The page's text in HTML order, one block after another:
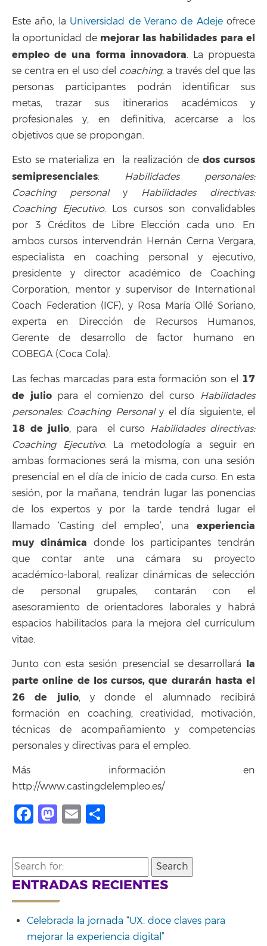
Este año, la Universidad de Verano de Adejeofrece
la oportunidad de mejorar las habilidades para el
empleo de una forma innovadora. La propuesta
se centra en el uso del coaching, a través del que las
personas participantes podrán identificar sus
metas, trazar sus itinerarios académicos y
profesionales y, en definitiva, acercarse a los
objetivos que se propongan.
Esto se materializa en la realización de dos cursos
semipresenciales: Habilidades personales:
Coaching personaly Habilidades directivas:
Coaching Ejecutivo. Los cursos son convalidables
por 3 Créditos de Libre Elección cada uno. En
ambos cursos intervendrán Hernán Cerna Vergara,
especialista en coaching personal y ejecutivo,
presidente y director académico de Coaching
Corporation, mentor y supervisor de International
Coach Federation (ICF), y Rosa María Ollé Soriano,
experta en Dirección de Recursos Humanos,
Gerente de desarrollo de factor humano en
COBEGA (Coca Cola).
Las fechas marcadas para esta formación son el 17
de juliopara el comienzo del curso Habilidades
personales: Coaching Personaly el día siguiente, el
18 de julio, para el curso Habilidades directivas:
Coaching Ejecutivo. La metodología a seguir en
ambas formaciones será la misma, con una sesión
presencial en el día de inicio de cada curso. En esta
sesión, por la mañana, tendrán lugar las ponencias
de los expertos y por la tarde tendrá lugar el
llamado ‘Casting del empleo’, una experiencia
muy dinámica donde los participantes tendrán
que contar ante una cámara su proyecto
académico-laboral, realizar dinámicas de selección
de personal grupales, contarán con el
asesoramiento de orientadores laborales y habrá
espacios habilitados para la mejora del currículum
vitae.
Junto con esta sesión presencial se desarrollará la
parte online de los cursos, que durarán hasta el
26 de julio, y donde el alumnado recibirá
formación en coaching, creatividad, motivación,
técnicas de acompañamiento y competencias
personales y directivas para el empleo.
Más información en
http://www.castingdelempleo.es/
Facebook
Mastodon
Email
Search
for:
ENTRADAS RECIENTES
Celebrada la jornada “UX: doce claves para
mejorar la experiencia digital”